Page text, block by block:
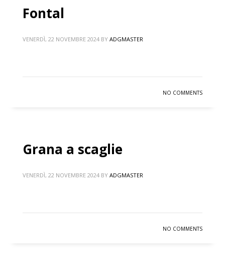
Fontal
VENERDÌ, 22 NOVEMBRE 2024 BY ADGMASTER
NO COMMENTS
Grana a scaglie
VENERDÌ, 22 NOVEMBRE 2024 BY ADGMASTER
NO COMMENTS